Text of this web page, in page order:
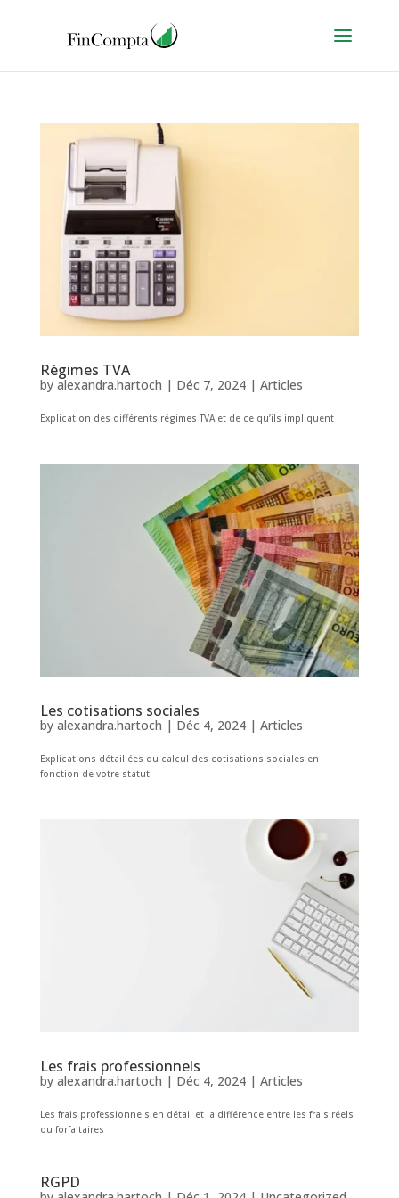
Régimes TVA
by alexandra.hartoch | Déc 7, 2024| Articles
Explication des différents régimes TVA et de ce qu’ils impliquent
Les cotisations sociales
by alexandra.hartoch | Déc 4, 2024| Articles
Explications détaillées du calcul des cotisations sociales en
fonction de votre statut
Les frais professionnels
by alexandra.hartoch | Déc 4, 2024| Articles
Les frais professionnels en détail et la différence entre les frais réels
ou forfaitaires
RGPD